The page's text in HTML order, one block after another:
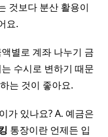
것보다 분산 활용이
요.
별로 계좌 나누기 금
수시로 변하기 때문
는 것이 좋아요.
가 있나요? A. 예금은
통장이란 언제든 입